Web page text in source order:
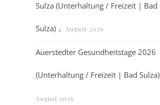
Sulza (Unterhaltung / Freizeit | Bad
Sulza) 4. August 2026
Auerstedter Gesundheitstage 2026
(Unterhaltung / Freizeit | Bad Sulza)
August 2026